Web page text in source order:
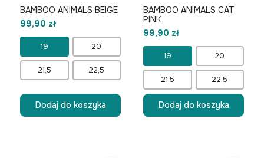
BAMBOO ANIMALS BEIGE
99,90 zł
19 20
21,5 22,5
Dodaj do koszyka
BAMBOO ANIMALS CAT
PINK
99,90 zł
19 20
21,5 22,5
Dodaj do koszyka